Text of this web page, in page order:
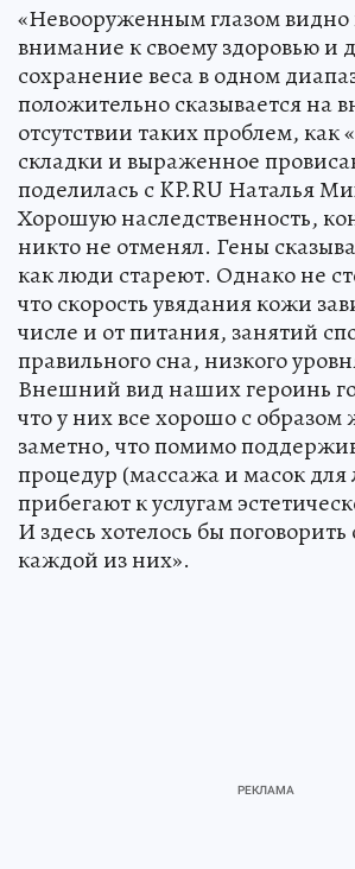
«Невооруженным глазом видно
внимание к своему здоровью и
сохранение веса в одном
положительно сказывается на
отсутствии таких проблем, как
складки и выраженное
поделилась с KP.RU Наталья
Хорошую наследственность,
никто не отменял. Гены
как люди стареют. Однако не
что скорость увядания кожи
числе и от питания, занятий
правильного сна, низкого
Внешний вид наших героинь
что у них все хорошо с
заметно, что помимо
процедур (массажа и масок для
прибегают к услугам
И здесь хотелось бы
каждой из них».